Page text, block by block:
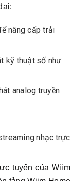
nâng cấp trải
kỹ thuật số như
analog truyền
nhạc trực
tuyến của Wiim